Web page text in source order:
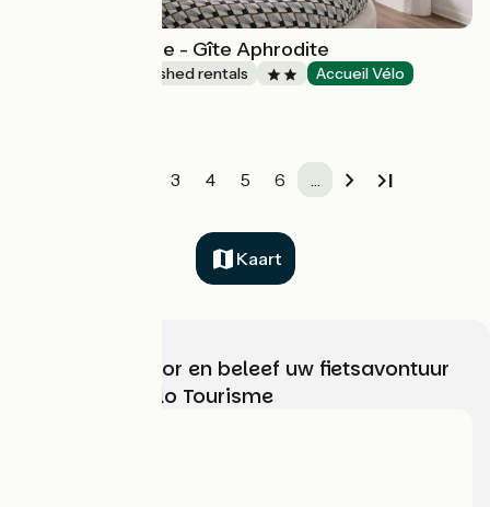
Gîte de L'Olympe - Gîte Aphrodite
Lodgings and furnished rentals Accueil Vélo
3 4 5 6 …
Kaart
Kies, bereid voor en beleef uw fietsavontuur
met France Vélo Tourisme